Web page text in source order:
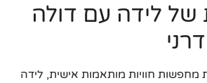
לידה עם דולה
מחפשות חוויות מותאמות אישית, לידה